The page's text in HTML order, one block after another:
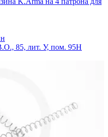
85, лит. У, пом. 95Н